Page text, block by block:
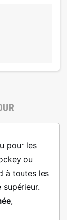
pour les
ou
à toutes les
,